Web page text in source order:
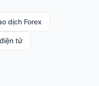
dịch Forex
tử